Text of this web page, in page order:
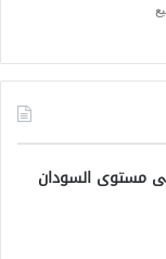
مستوى السودان